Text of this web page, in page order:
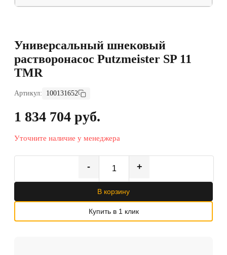
Универсальный шнековый
растворонасос Putzmeister SP 11
TMR
Артикул: 100131652
1 834 704 руб.
Уточните наличие у менеджера
- +
В корзину
Купить в 1 клик